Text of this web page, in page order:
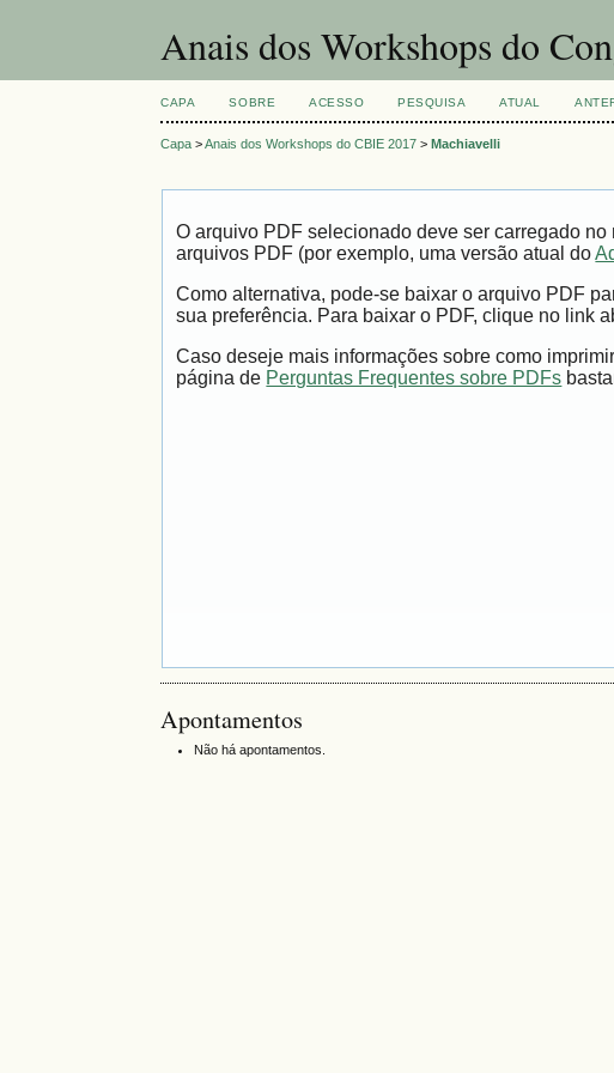
Anais dos Workshops do
CAPA SOBRE ACESSO PESQUISA ATUAL
Capa >Anais dos Workshops do CBIE 2017 >Machiavelli
O arquivo PDF selecionado deve ser carregado
arquivos PDF (por exemplo, uma versão atual do
Como alternativa, pode-se baixar o arquivo PDF
sua preferência. Para baixar o PDF, clique no link
Caso deseje mais informações sobre como
página de Perguntas Frequentes sobre PDFs
Apontamentos
Não há apontamentos.